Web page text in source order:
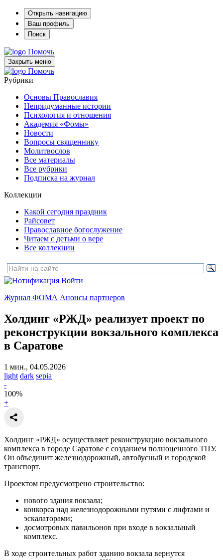
Открыть навигацию
Ваш профиль
Поиск
Помочь
Закрыть меню
Помочь
Рубрики
Основы Православия
Непридуманные истории
Психология и отношения
Академия «Фомы»
Новости
Вопросы священнику
Молитвослов
Все материалы
Все рубрики
Подписка на журнал
Коллекции
Какой сегодня праздник
Райсовет
Православное богослужение
Читаем с детьми о вере
Все коллекции
Войти
Журнал ФОМА Анонсы партнеров
Холдинг «РЖД» реализует проект по
реконструкции вокзального комплекса
в Саратове
1 мин., 04.05.2026
light dark sepia
-
100%
+
Холдинг «РЖД» осуществляет реконструкцию вокзального
комплекса в городе Саратове с созданием полноценного ТПУ.
Он объединит железнодорожный, автобусный и городской
транспорт.
Проектом предусмотрено строительство:
нового здания вокзала;
конкорса над железнодорожными путями с лифтами и
эскалаторами;
досмотровых павильонов при входе в вокзальный
комплекс.
В ходе строительных работ зданию вокзала вернутся